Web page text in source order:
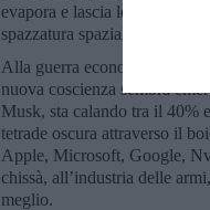
evapora e lascia le scorie
spazzatura spaziale.
Alla guerra economica
nuova coscienza sembra
Musk, sta calando tra il 40%
tetrade oscura attraverso il
Apple, Microsoft, Google,
chissà, all’industria delle
meglio.